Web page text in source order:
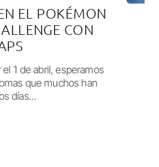
EL POKÉMON
CON
el 1 de abril, esperamos
que muchos han
días...